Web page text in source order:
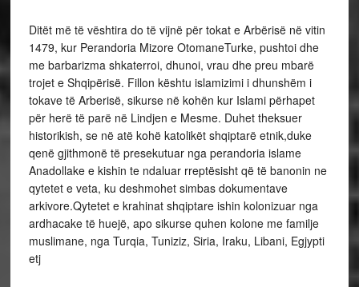
Ditët më të vështira do të vijnë për tokat e Arbërisë në vitin
1479, kur Perandoria Mizore OtomaneTurke, pushtoi dhe
me barbarizma shkaterroi, dhunoi, vrau dhe preu mbarë
trojet e Shqipërisë. Fillon kështu islamizimi i dhunshëm i
tokave të Arberisë, sikurse në kohën kur Islami përhapet
për herë të parë në Lindjen e Mesme. Duhet theksuer
historikish, se në atë kohë katolikët shqiptarë etnik,duke
qenë gjithmonë të presekutuar nga perandoria islame
Anadollake e kishin te ndaluar rreptësisht që të banonin ne
qytetet e veta, ku deshmohet simbas dokumentave
arkivore.Qytetet e krahinat shqiptare ishin kolonizuar nga
ardhacake të huejë, apo sikurse quhen kolone me familje
muslimane, nga Turqia, Tuniziz, Siria, Iraku, Libani, Egjypti
etj